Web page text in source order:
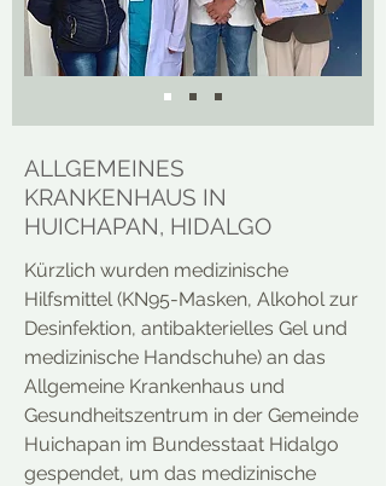
ALLGEMEINES
KRANKENHAUS IN
HUICHAPAN, HIDALGO
Kürzlich wurden medizinische
Hilfsmittel (KN95-Masken, Alkohol zur
Desinfektion, antibakterielles Gel und
medizinische Handschuhe) an das
Allgemeine Krankenhaus und
Gesundheitszentrum in der Gemeinde
Huichapan im Bundesstaat Hidalgo
gespendet, um das medizinische